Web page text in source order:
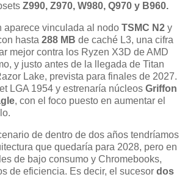
Z990, Z970, W980, Q970 y B960.
aparece vinculada al nodo TSMC N2 y
hasta 288 MB de caché L3, una cifra
mejor contra los Ryzen X3D de AMD
y justo antes de la llegada de Titan
Lake, prevista para finales de 2027.
LGA 1954 y estrenaría núcleos Griffon
, con el foco puesto en aumentar el
de dentro de dos años tendríamos
que quedaría para 2028, pero en
de bajo consumo y Chromebooks,
de eficiencia. Es decir, el sucesor dos